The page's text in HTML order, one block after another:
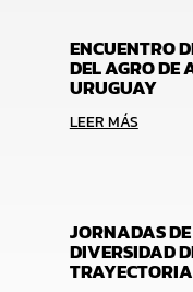
ENCUENTRO
DEL AGRO
URUGUAY
LEER MÁS
JORNADAS
DIVERSIDAD